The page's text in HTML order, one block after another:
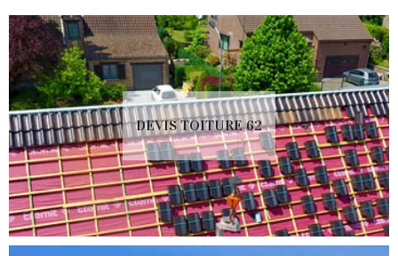
DEVIS TOITURE 62